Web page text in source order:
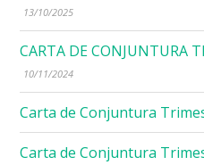
13/10/2025
CARTA DE CONJUNTURA
10/11/2024
Carta de Conjuntura
Carta de Conjuntura